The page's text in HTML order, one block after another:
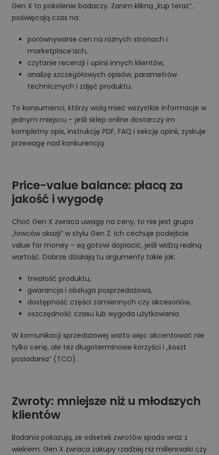
Gen X to pokolenie badaczy. Zanim klikną „kup teraz”,
poświęcają czas na:
porównywanie cen na różnych stronach i
marketplace’ach,
czytanie recenzji i opinii innych klientów,
analizę szczegółowych opisów, parametrów
technicznych i zdjęć produktu.
To konsumenci, którzy wolą mieć wszystkie informacje w
jednym miejscu – jeśli sklep online dostarczy im
kompletny opis, instrukcję PDF, FAQ i sekcję opinii, zyskuje
przewagę nad konkurencją.
Price-value balance: płacą za
jakość i wygodę
Choć Gen X zwraca uwagę na ceny, to nie jest grupa
„łowców okazji” w stylu Gen Z. Ich cechuje podejście
value for money – są gotowi dopłacić, jeśli widzą realną
wartość. Dobrze działają tu argumenty takie jak:
trwałość produktu,
gwarancja i obsługa posprzedażowa,
dostępność części zamiennych czy akcesoriów,
oszczędność czasu lub wygoda użytkowania.
W komunikacji sprzedażowej warto więc akcentować nie
tylko cenę, ale też długoterminowe korzyści i „koszt
posiadania” (TCO).
Zwroty: mniejsze niż u młodszych
klientów
Badania pokazują, że odsetek zwrotów spada wraz z
wiekiem. Gen X zwraca zakupy rzadziej niż millennialsi czy